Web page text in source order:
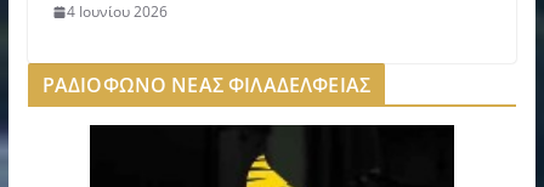
4 Ιουνίου 2026
ΡΑΔΙΟΦΩΝΟ ΝΕΑΣ ΦΙΛΑΔΕΛΦΕΙΑΣ